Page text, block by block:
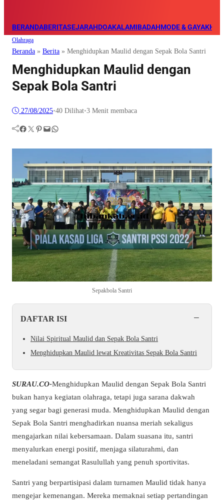
BERANDABERITASEJARAHDOAKALAMIBADAHMODE & GAYA
Olahraga
Beranda » Berita » Menghidupkan Maulid dengan Sepak Bola Santri
Menghidupkan Maulid dengan
Sepak Bola Santri
27/08/2025•40 Dilihat•3 Menit membaca
Facebook Twitter Pinterest Mail WhatsApp
Sepakbola Santri
DAFTAR ISI −
Nilai Spiritual Maulid dan Sepak Bola Santri
Menghidupkan Maulid lewat Kreativitas Sepak Bola Santri
SURAU.CO-Menghidupkan Maulid dengan Sepak Bola Santri
bukan hanya kegiatan olahraga, tetapi juga sarana dakwah
yang segar bagi generasi muda. Menghidupkan Maulid dengan
Sepak Bola Santri menghadirkan nuansa meriah sekaligus
mengajarkan nilai kebersamaan. Dalam suasana itu, santri
menyalurkan energi positif, menjaga silaturahmi, dan
meneladani semangat Rasulullah yang penuh sportivitas.
Santri yang berpartisipasi dalam turnamen Maulid tidak hanya
mengejar kemenangan. Mereka memaknai setiap pertandingan